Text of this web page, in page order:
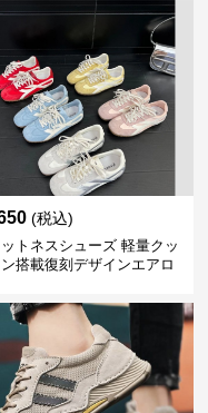
(税込)
トネスシューズ 軽量クッ
搭載復刻デザインエアロ